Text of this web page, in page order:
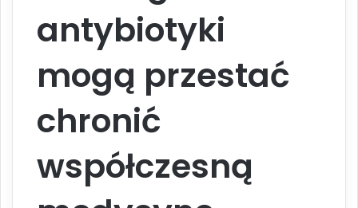
antybiotyki
mogą przestać
chronić
współczesną